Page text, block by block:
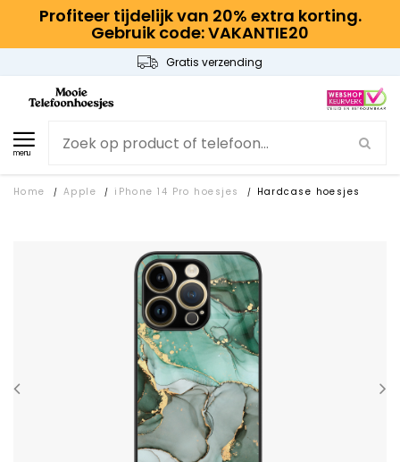
Profiteer tijdelijk van 20% extra korting.
Gebruik code: VAKANTIE20
Gratis verzending
menu
Home / Apple / iPhone 14 Pro hoesjes / Hardcase hoesjes